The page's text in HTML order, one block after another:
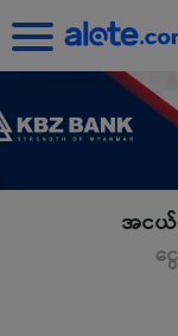
အငယ်
ငွ